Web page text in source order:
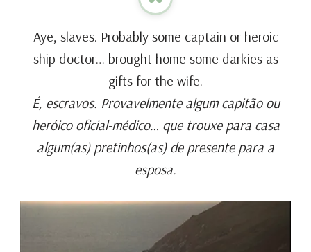
Aye, slaves. Probably some captain or heroic
ship doctor… brought home some darkies as
gifts for the wife.
É, escravos. Provavelmente algum capitão ou
heróico oficial-médico… que trouxe para casa
algum(as) pretinhos(as) de presente para a
esposa.